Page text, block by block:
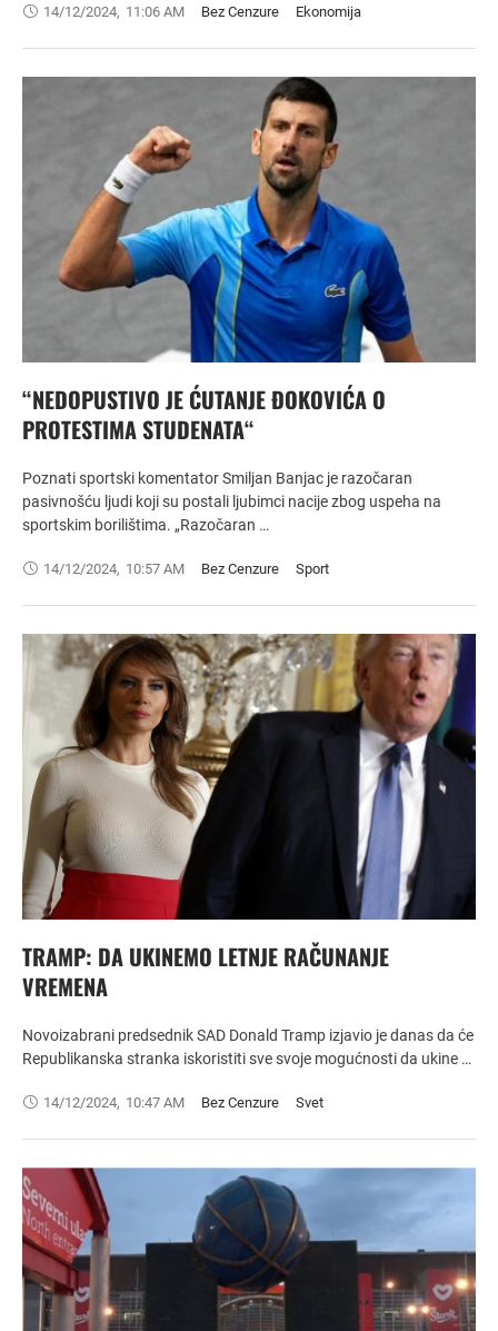
14/12/2024, 11:06 AM Bez Cenzure Ekonomija
“NEDOPUSTIVO JE ĆUTANJE ĐOKOVIĆA O
PROTESTIMA STUDENATA“
Poznati sportski komentator Smiljan Banjac je razočaran
pasivnošću ljudi koji su postali ljubimci nacije zbog uspeha na
sportskim borilištima. „Razočaran …
14/12/2024, 10:57 AM Bez Cenzure Sport
TRAMP: DA UKINEMO LETNJE RAČUNANJE
VREMENA
Novoizabrani predsednik SAD Donald Tramp izjavio je danas da će
Republikanska stranka iskoristiti sve svoje mogućnosti da ukine …
14/12/2024, 10:47 AM Bez Cenzure Svet